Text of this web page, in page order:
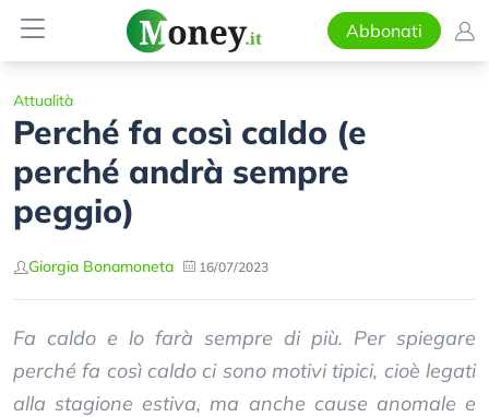
Abbonati
Attualità
Perché fa così caldo (e
perché andrà sempre
peggio)
Giorgia Bonamoneta 16/07/2023
Fa caldo e lo farà sempre di più. Per spiegare
perché fa così caldo ci sono motivi tipici, cioè legati
alla stagione estiva, ma anche cause anomale e